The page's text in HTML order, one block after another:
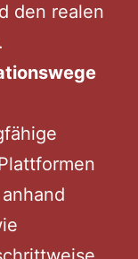
den realen